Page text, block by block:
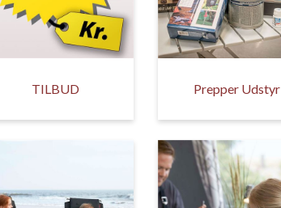
TILBUD Prepper Udstyr